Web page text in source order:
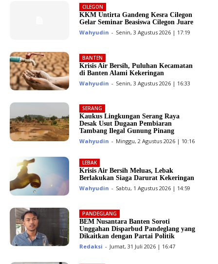
CILEGON
KKM Untirta Gandeng Kesra Cilegon
Gelar Seminar Beasiswa Cilegon Juare
Wahyudin - Senin, 3 Agustus 2026 | 17:19
BANTEN
Krisis Air Bersih, Puluhan Kecamatan
di Banten Alami Kekeringan
Wahyudin - Senin, 3 Agustus 2026 | 16:33
SERANG
Kaukus Lingkungan Serang Raya
Desak Usut Dugaan Pembiaran
Tambang Ilegal Gunung Pinang
Wahyudin - Minggu, 2 Agustus 2026 | 10:16
LEBAK
Krisis Air Bersih Meluas, Lebak
Berlakukan Siaga Darurat Kekeringan
Wahyudin - Sabtu, 1 Agustus 2026 | 14:59
PANDEGLANG
BEM Nusantara Banten Soroti
Unggahan Disparbud Pandeglang yang
Dikaitkan dengan Partai Politik
Redaksi - Jumat, 31 Juli 2026 | 16:47